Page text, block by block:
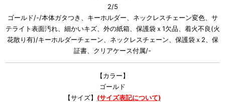
2/5
ゴールド/-/本体ガタつき、キーホルダー、ネックレスチェーン変色、サ
テライト表面汚れ、細かいキズ、外の紙箱、保護袋ｘ1欠品、着火不良(火
花散り有)/キーホルダーチェーン、ネックレスチェーン、保護袋ｘ2、保
証書、クリアケース付属/-
【カラー】
ゴールド
【サイズ】 (サイズ表記について)